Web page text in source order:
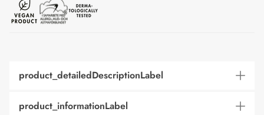
product_detailedDescriptionLabel
product_informationLabel